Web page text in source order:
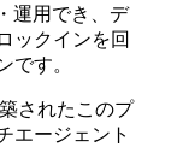
運用でき、デ
ックインを回
です。
されたこのプ
エージェント